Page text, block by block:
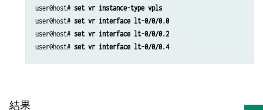
user@host# set vr instance-type vpls
user@host# set vr interface lt-0/0/0.0
user@host# set vr interface lt-0/0/0.2
user@host# set vr interface lt-0/0/0.4
結果